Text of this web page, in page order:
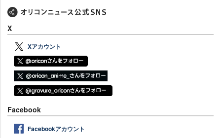
X
Xアカウント
Facebook
Facebookアカウント